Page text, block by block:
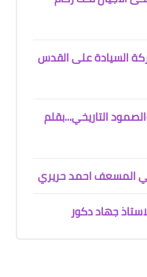
السيادة على القدس
التاريخي...بقلم
جهاد دكور